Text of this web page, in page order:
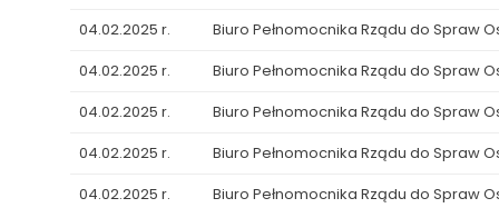
04.02.2025 r.
Biuro Pełnomocnika Rządu do Spraw
04.02.2025 r.
Biuro Pełnomocnika Rządu do Spraw
04.02.2025 r.
Biuro Pełnomocnika Rządu do Spraw
04.02.2025 r.
Biuro Pełnomocnika Rządu do Spraw
04.02.2025 r.
Biuro Pełnomocnika Rządu do Spraw